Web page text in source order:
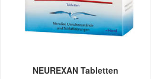
NEUREXAN Tabletten